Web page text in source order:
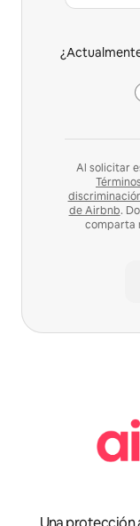
Al solicitar
de Airbnb.
comparta